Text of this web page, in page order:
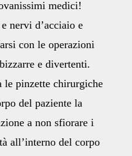
medici!
nervi d’acciaio e
con le operazioni
e divertenti.
le pinzette chirurgiche
del paziente la
a non sfiorare i
all’interno del corpo